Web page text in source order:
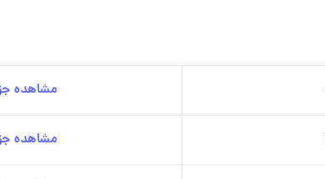
مشاهده
مشاهده